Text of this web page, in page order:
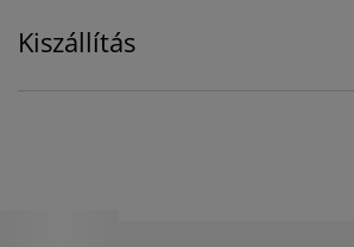
Kiszállítás